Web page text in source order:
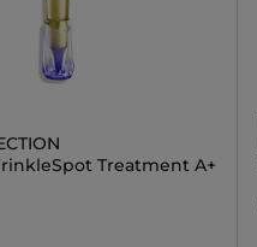
Treatment A+